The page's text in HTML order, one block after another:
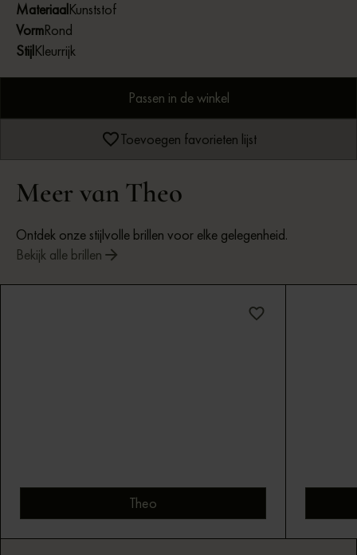
MateriaalKunststof
VormRond
StijlKleurrijk
Passen in de winkel
Toevoegen favorieten lijst
Meer van Theo
Ontdek onze stijlvolle brillen voor elke gelegenheid.
Bekijk alle brillen
Theo
Bekijk montuur